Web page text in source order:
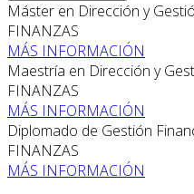
Máster en Dirección y
FINANZAS
MÁS INFORMACIÓN
Maestría en Dirección y
FINANZAS
MÁS INFORMACIÓN
Diplomado de Gestión
FINANZAS
MÁS INFORMACIÓN